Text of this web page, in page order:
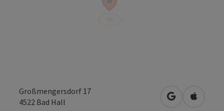
Großmengersdorf 17
4522 Bad Hall in Google
in